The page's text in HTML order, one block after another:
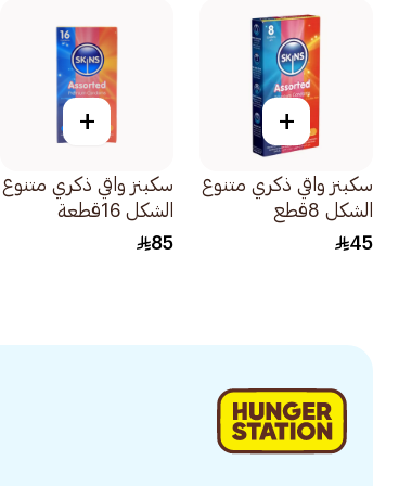
+
سكبنز واقي ذكري متنوع
الشكل 8قطع
45
+
سكبنز واقي ذكري متنوع
الشكل 16قطعة
85